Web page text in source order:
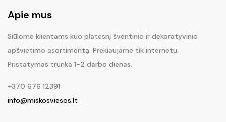
Apie mus
Siūlome klientams kuo platesnį šventinio ir dekoratyvinio
apšvietimo asortimentą. Prekiaujame tik internetu.
Pristatymas trunka 1-2 darbo dienas.
+370 676 12391
info@miskosviesos.lt